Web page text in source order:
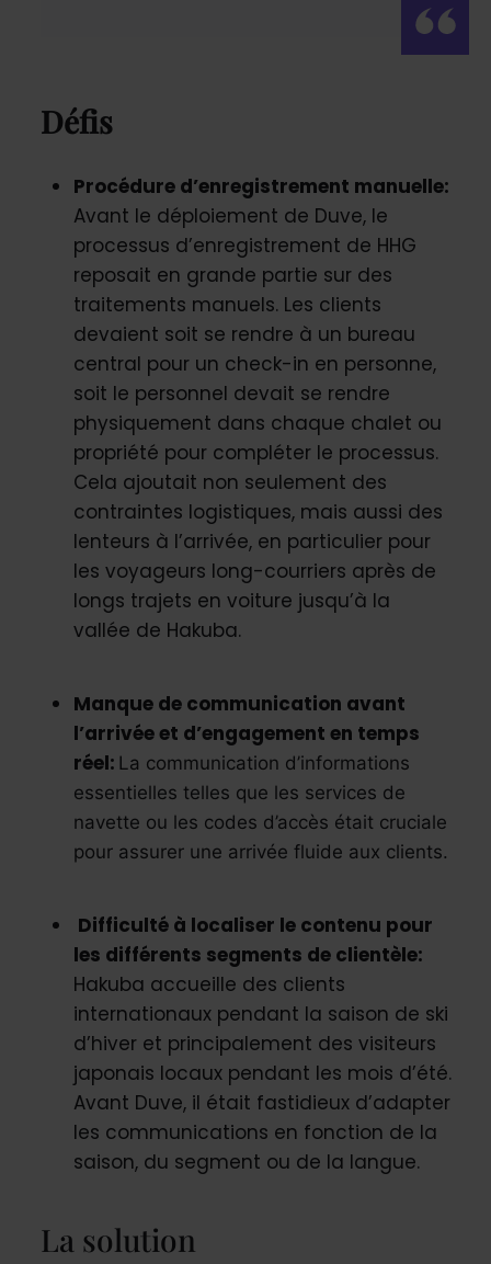
Défis
Procédure d’enregistrement manuelle:
Avant le déploiement de Duve, le
processus d’enregistrement de HHG
reposait en grande partie sur des
traitements manuels. Les clients
devaient soit se rendre à un bureau
central pour un check-in en personne,
soit le personnel devait se rendre
physiquement dans chaque chalet ou
propriété pour compléter le processus.
Cela ajoutait non seulement des
contraintes logistiques, mais aussi des
lenteurs à l’arrivée, en particulier pour
les voyageurs long-courriers après de
longs trajets en voiture jusqu’à la
vallée de Hakuba.
Manque de communication avant
l’arrivée et d’engagement en temps
réel: La communication d’informations
essentielles telles que les services de
navette ou les codes d’accès était cruciale
pour assurer une arrivée fluide aux clients.
Difficulté à localiser le contenu pour
les différents segments de clientèle:
Hakuba accueille des clients
internationaux pendant la saison de ski
d’hiver et principalement des visiteurs
japonais locaux pendant les mois d’été.
Avant Duve, il était fastidieux d’adapter
les communications en fonction de la
saison, du segment ou de la langue.
La solution